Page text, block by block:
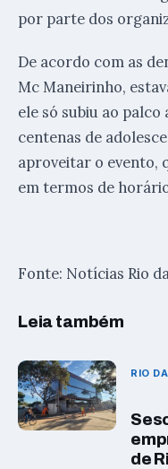
por parte dos
De acordo com as
Mc Maneirinho,
ele só subiu ao
centenas de
aproveitar o evento,
em termos de
Fonte: Notícias Rio
Leia também
RIO
de